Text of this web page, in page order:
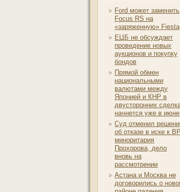
Ford может заменить
Focus RS на
«заряженную» Fiesta
ЕЦБ не обсуждает
проведение новых
аукционов и покупку
бондов
Прямой обмен
национальными
валютами между
Японией и КНР в
двусторонних
начнется уже в июне
Суд отменил
об отказе в иске к ВР
миноритария
Прохорова, дело
вновь на
рассмотрении
Астана и Москва не
договорились о